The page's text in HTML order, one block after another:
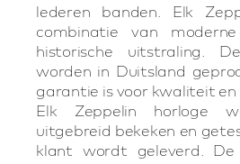
lederen banden. Elk
combinatie van
historische uitstraling.
worden in Duitsland
garantie is voor kwaliteit en
Elk Zeppelin horloge
uitgebreid bekeken en
klant wordt geleverd. De